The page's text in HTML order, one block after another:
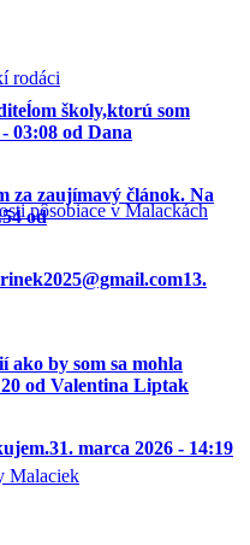
rodáci
pôsobiace v Malackách
Malaciek
školy,ktorú som
03:08 od Dana
za zaujímavý článok. Na
od
13.
ako by som sa mohla
od Valentina Liptak
31. marca 2026 - 14:19